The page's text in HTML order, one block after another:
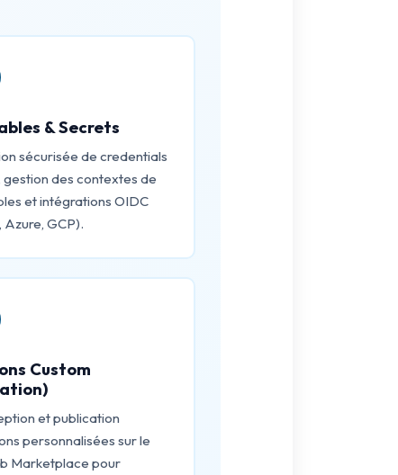
& Secrets
sécurisée de credentials
gestion des contextes de
et intégrations OIDC
Azure, GCP).
Custom
et publication
personnalisées sur le
Marketplace pour